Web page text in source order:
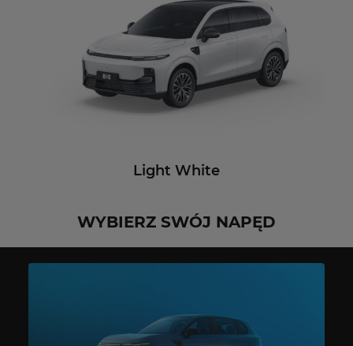
Light White
WYBIERZ SWÓJ NAPĘD